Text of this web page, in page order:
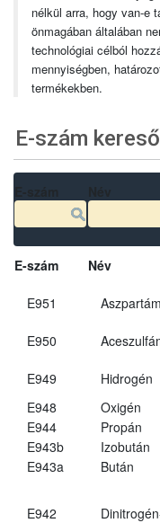
nélkül arra, hogy van-e
önmagában általában
technológiai célból
mennyiségben,
termékekben.
E-szám kereső
E-szám Név
E951
Aszpartám
E950
E949
Hidrogén
E948
Oxigén
E944
Propán
E943b
Izobután
E943a
Bután
E942